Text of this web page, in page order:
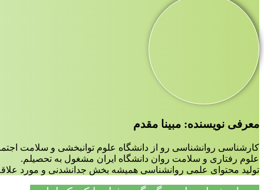
معرفی نویسنده: مبینا مقدم
کارشناسی روانشناسی رو از دانشگاه علوم توانبخشی و سلامت
علوم رفتاری و سلامت روان دانشگاه ایران مشغول به تحصیلم.
تولید محتوای علمی روانشناسی همیشه بخش جدانشدنی و مورد